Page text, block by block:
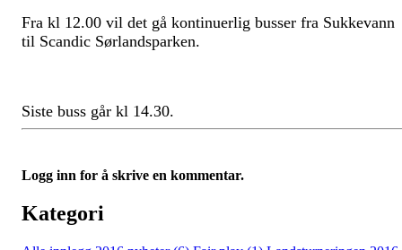
Fra kl 12.00 vil det gå kontinuerlig busser fra Sukkevann
til Scandic Sørlandsparken.
Siste buss går kl 14.30.
Logg inn for å skrive en kommentar.
Kategori